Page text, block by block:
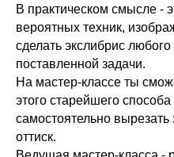
В практическом смысле -
вероятных техник,
сделать экслибрис
поставленной задачи.
На мастер-классе ты
этого старейшего
самостоятельно вырезать
оттиск.